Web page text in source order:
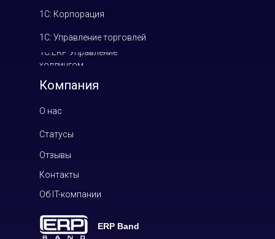
Компания
1С: Корпорация
1С: Управление торговлей
1С:ERP Управление
холдингом
О нас
Статусы
Отзывы
Контакты
Об IT-компании
ERP Band